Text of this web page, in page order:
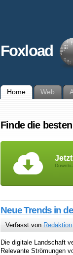
Foxload
Home Web
Finde die
Neue Trends in
Verfasst von Redaktion
Die digitale Landschaft
Relevante Strömungen